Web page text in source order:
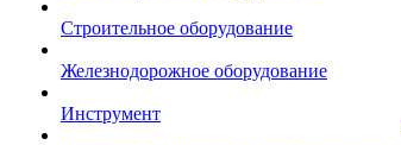
Строительное оборудование
Железнодорожное оборудование
Инструмент